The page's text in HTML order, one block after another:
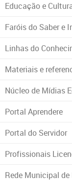
Educação e
Faróis do Saber e
Linhas do
Materiais e
Núcleo de Mídias
Portal Aprendere
Portal do Servidor
Profissionais
Rede Municipal